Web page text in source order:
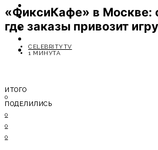
КРАСОТА
МОДА
ЛИЧНОСТЬ
СОВЕТЫ ЭКСПЕРТОВ
«ФиксиКафе» в Москве:
где заказы привозит
CELEBRITYTV
1 МИНУТА
ИТОГО
0
ПОДЕЛИЛИСЬ
0
0
0